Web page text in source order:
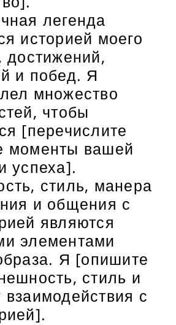
легенда
историей моего
достижений,
и побед. Я
множество
чтобы
[перечислите
моменты вашей
успеха].
стиль, манера
и общения с
являются
элементами
Я [опишите
стиль и
с